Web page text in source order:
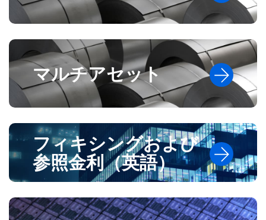
マルチアセット
フィキシングおよび
参照金利（英語）